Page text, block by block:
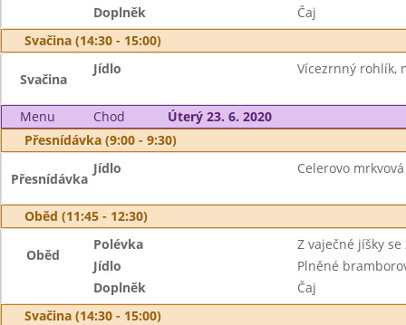
Doplněk
Čaj
Svačina (14:30 - 15:00)
Svačina
Jídlo Vícezrnný rohlík,
Menu Chod
Úterý 23. 6. 2020
Přesnídávka (9:00 - 9:30)
Přesnídávka
Jídlo Celerovo
Oběd (11:45 - 12:30)
Oběd
Polévka
Z vaječné jíšky
Jídlo
Plněné
Doplněk
Čaj
Svačina (14:30 - 15:00)